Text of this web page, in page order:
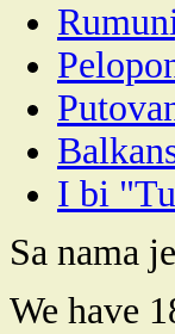
I bi
Sa nama
We have